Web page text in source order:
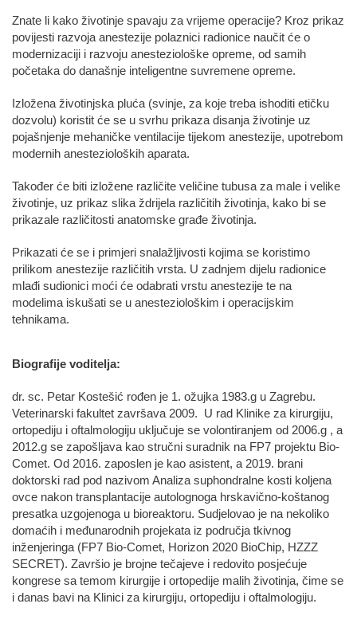
Znate li kako životinje spavaju za vrijeme operacije? Kroz prikaz
povijesti razvoja anestezije polaznici radionice naučit će o
modernizaciji i razvoju anesteziološke opreme, od samih
početaka do današnje inteligentne suvremene opreme.
Izložena životinjska pluća (svinje, za koje treba ishoditi etičku
dozvolu) koristit će se u svrhu prikaza disanja životinje uz
pojašnjenje mehaničke ventilacije tijekom anestezije, upotrebom
modernih anestezioloških aparata.
Također će biti izložene različite veličine tubusa za male i velike
životinje, uz prikaz slika ždrijela različitih životinja, kako bi se
prikazale različitosti anatomske građe životinja.
Prikazati će se i primjeri snalažljivosti kojima se koristimo
prilikom anestezije različitih vrsta. U zadnjem dijelu radionice
mlađi sudionici moći će odabrati vrstu anestezije te na
modelima iskušati se u anesteziološkim i operacijskim
tehnikama.
Biografije voditelja:
dr. sc. Petar Kostešić rođen je 1. ožujka 1983.g u Zagrebu.
Veterinarski fakultet završava 2009. U rad Klinike za kirurgiju,
ortopediju i oftalmologiju uključuje se volontiranjem od 2006.g , a
2012.g se zapošljava kao stručni suradnik na FP7 projektu Bio-
Comet. Od 2016. zaposlen je kao asistent, a 2019. brani
doktorski rad pod nazivom Analiza suphondralne kosti koljena
ovce nakon transplantacije autolognoga hrskavično-koštanog
presatka uzgojenoga u bioreaktoru. Sudjelovao je na nekoliko
domaćih i međunarodnih projekata iz područja tkivnog
inženjeringa (FP7 Bio-Comet, Horizon 2020 BioChip, HZZZ
SECRET). Završio je brojne tečajeve i redovito posjećuje
kongrese sa temom kirurgije i ortopedije malih životinja, čime se
i danas bavi na Klinici za kirurgiju, ortopediju i oftalmologiju.